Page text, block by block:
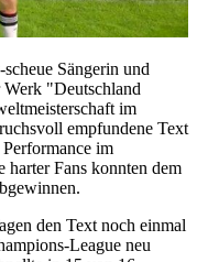
Sängerin und
"Deutschland
im
empfundene Text
im
Fans konnten dem
den Text noch einmal
League neu